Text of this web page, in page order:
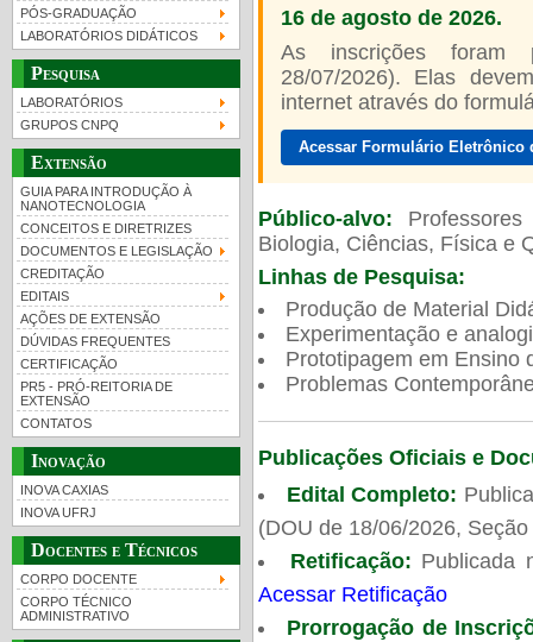
PÓS-GRADUAÇÃO
LABORATÓRIOS DIDÁTICOS
Pesquisa
LABORATÓRIOS
GRUPOS CNPQ
Extensão
GUIA PARA INTRODUÇÃO À
NANOTECNOLOGIA
CONCEITOS E DIRETRIZES
DOCUMENTOS E LEGISLAÇÃO
CREDITAÇÃO
EDITAIS
AÇÕES DE EXTENSÃO
DÚVIDAS FREQUENTES
CERTIFICAÇÃO
PR5 - PRÓ-REITORIA DE
EXTENSÃO
CONTATOS
Inovação
INOVA CAXIAS
INOVA UFRJ
Docentes e Técnicos
CORPO DOCENTE
CORPO TÉCNICO
ADMINISTRATIVO
16 de agosto de 2026.
As inscrições foram
28/07/2026). Elas
internet através do
Acessar Formulário
Público-alvo:
Biologia, Ciências, Física e
Linhas de Pesquisa:
Produção de Material
Experimentação e
Prototipagem em Ensino
Problemas
Publicações Oficiais e
Edital Completo:
(DOU de 18/06/2026,
Retificação: Publicada
Acessar Retificação
Prorrogação de